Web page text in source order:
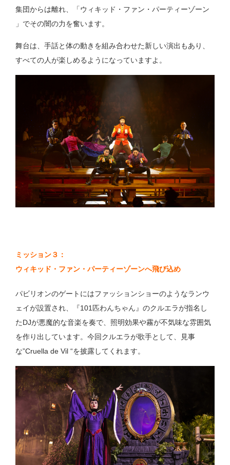
集団からは離れ、「ウィキッド・ファン・パーティーゾーン
」でその闇の力を奮います。
舞台は、手話と体の動きを組み合わせた新しい演出もあり、
すべての人が楽しめるようになっていますよ。
ミッション３：
ウィキッド・ファン・パーティーゾーンへ飛び込め
パビリオンのゲートにはファッションショーのようなランウ
ェイが設置され、『101匹わんちゃん』のクルエラが指名し
たDJが悪魔的な音楽を奏で、照明効果や霧が不気味な雰囲気
を作り出しています。今回クルエラが歌手として、見事
な”Cruella de Vil “を披露してくれます。